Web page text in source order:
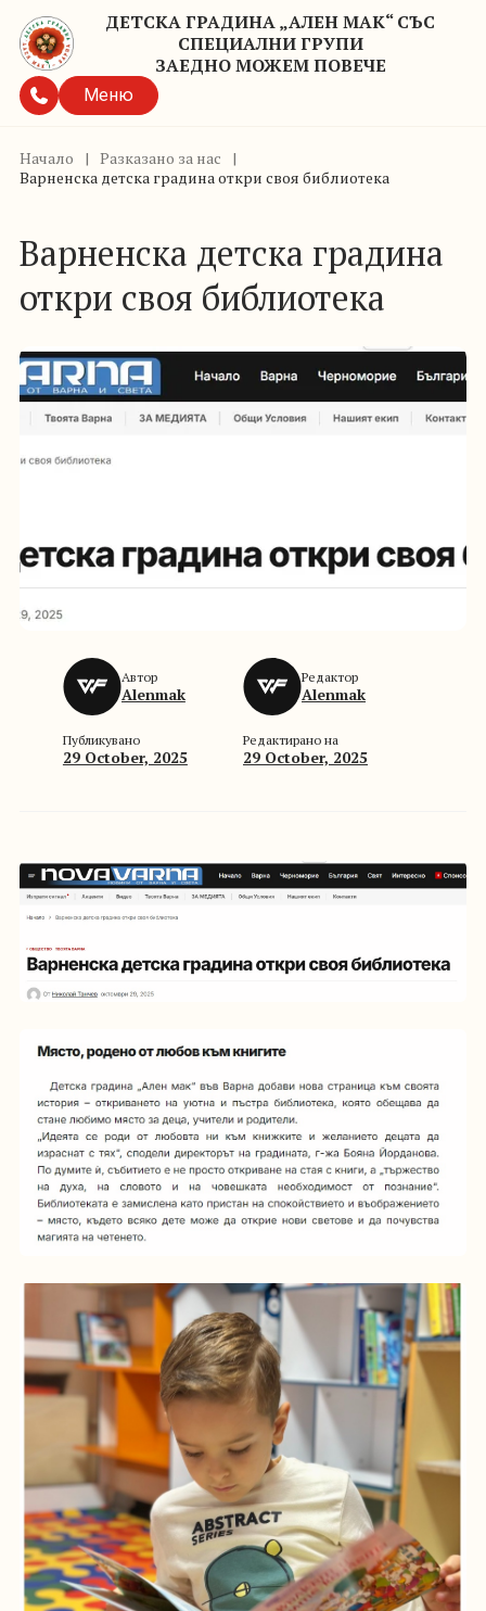
ДЕТСКА ГРАДИНА „АЛЕН МАК“ СЪС
СПЕЦИАЛНИ ГРУПИ
ЗАЕДНО МОЖЕМ ПОВЕЧЕ
Меню
Начало | Разказано за нас
|
Варненска детска градина откри своя библиотека
Варненска детска градина
откри своя библиотека
Автор
Alenmak
Редактор
Alenmak
Публикувано
29 October, 2025
Редактирано на
29 October, 2025